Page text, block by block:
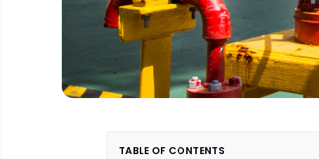
TABLE OF CONTENTS